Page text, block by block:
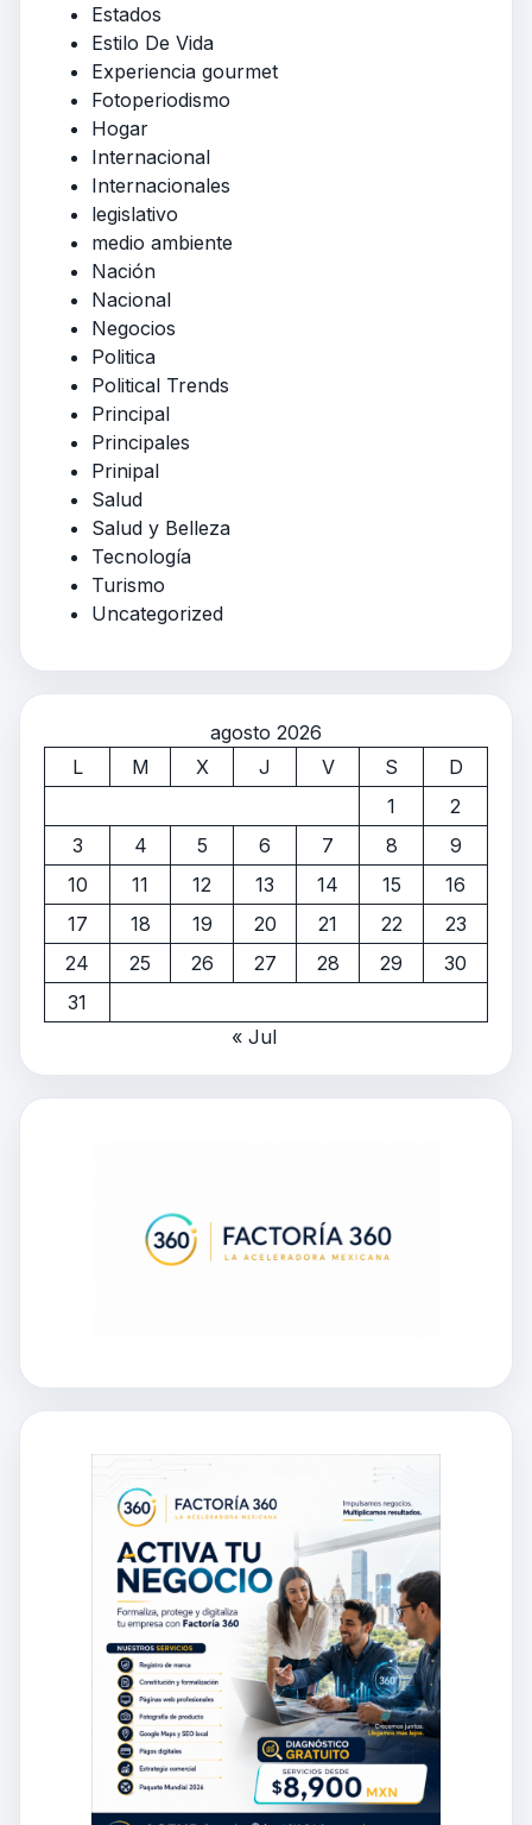
Estados
Estilo De Vida
Experiencia gourmet
Fotoperiodismo
Hogar
Internacional
Internacionales
legislativo
medio ambiente
Nación
Nacional
Negocios
Politica
Political Trends
Principal
Principales
Prinipal
Salud
Salud y Belleza
Tecnología
Turismo
Uncategorized
agosto 2026
L
M X J V S
D
1
2
3
4 5 6 7 8
9
10
11 12 13 14 15
16
17
18 19 20 21 22
23
24
25 26 27 28 29
30
31
« Jul